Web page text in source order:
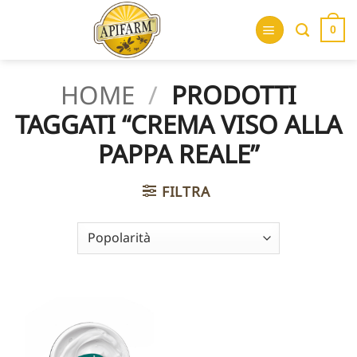
0
HOME / PRODOTTI
TAGGATI “CREMA VISO ALLA
PAPPA REALE”
FILTRA